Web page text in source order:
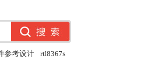
参考设计 rtl8367s